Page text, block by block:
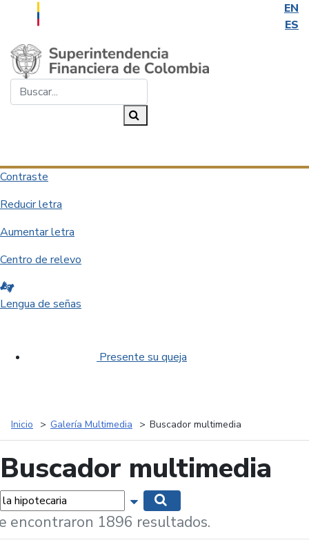
EN
ES
Saltar al contenido principal
Contraste
Reducir letra
Aumentar letra
Centro de relevo
Lengua de señas
Presente su queja
Inicio Galería Multimedia Buscador multimedia
Buscador multimedia
Mostrar opciones de búsqueda
encontraron 1896 resultados.